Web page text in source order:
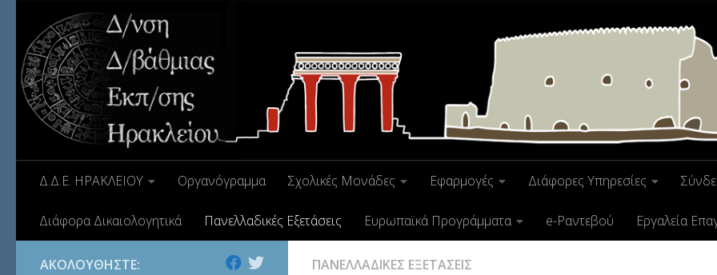
Δ.Δ.Ε. ΗΡΑΚΛΕΙΟΥ Οργανόγραμμα Σχολικές Μονάδες Εφαρμογές Διάφορες Υπηρεσίες
Διάφορα Δικαιολογητικά Πανελλαδικές Εξετάσεις Ευρωπαϊκά Προγράμματα e-Ραντεβού Εργαλεία
ΠΑΝΕΛΛΑΔΙΚΕΣ ΕΞΕΤΑΣΕΙΣ
ΑΚΟΛΟΥΘΉΣΤΕ: